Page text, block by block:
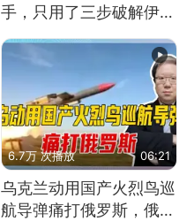
手，只用了三步破解伊朗
6.7万 次播放 06:21
乌克兰动用国产火烈鸟巡
航导弹痛打俄罗斯，俄军